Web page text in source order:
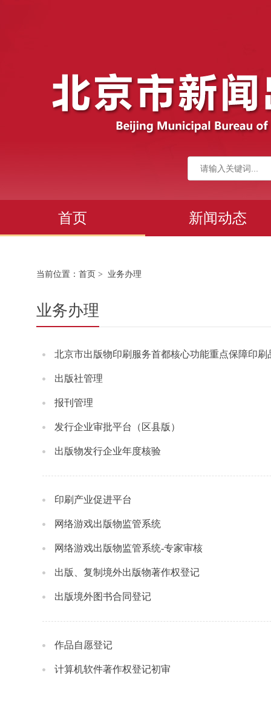
首页 新闻动态
当前位置： 首页 > 业务办理
业务办理
北京市出版物印刷服务首都核心功能重点保障印刷
出版社管理
报刊管理
发行企业审批平台（区县版）
出版物发行企业年度核验
印刷产业促进平台
网络游戏出版物监管系统
网络游戏出版物监管系统-专家审核
出版、复制境外出版物著作权登记
出版境外图书合同登记
作品自愿登记
计算机软件著作权登记初审